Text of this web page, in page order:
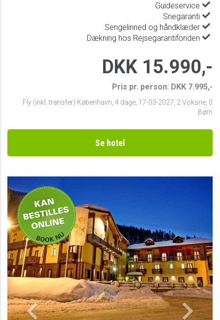
DKK 15.990,-
Pris pr. person: DKK 7.995,-
Fly (inkl. transfer) København 4 dage 17-03-2027 2 Voksne, 0
Børn
Guideservice
Snegaranti
Sengelinned og håndklæder
Dækning hos Rejsegarantifonden
Se hotel
Privat